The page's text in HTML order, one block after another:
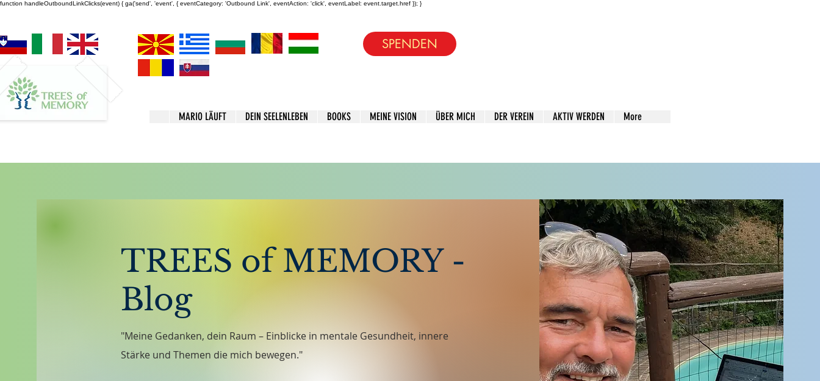
function handleOutboundLinkClicks(event) { ga('send', 'event', { eventCategory: 'Outbound Link', eventAction: 'click', eventLabel: event.target.href }); }
SPENDEN
MARIO LÄUFT DEIN SEELENLEBEN BOOKS MEINE VISION ÜBER MICH DER VEREIN AKTIV WERDEN More
Trigger
Mentales
Suizidalität, Suizid
Depressionen
Trauerbewältigung
Umgang mit mir selbst
In die Mailingliste eintragen
Ich stimme der Datenschutzerklärung zu.
Datenschutzerklärung lesen
Jetzt abonnieren
TREES of MEMORY -
Blog
"Meine Gedanken, dein Raum – Einblicke in mentale Gesundheit, innere
Stärke und Themen die mich bewegen."